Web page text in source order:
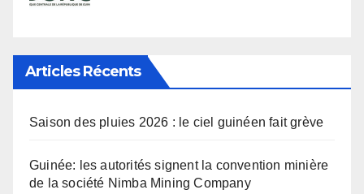
Articles Récents
Saison des pluies 2026 : le ciel guinéen fait grève
Guinée: les autorités signent la convention minière
de la société Nimba Mining Company